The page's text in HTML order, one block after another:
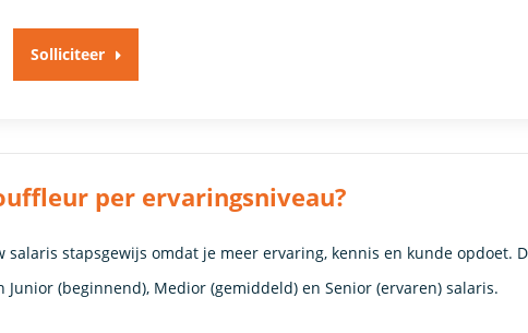
Solliciteer
per ervaringsniveau?
stapsgewijs omdat je meer ervaring, kennis en kunde opdoet.
Junior (beginnend), Medior (gemiddeld) en Senior (ervaren) salaris.